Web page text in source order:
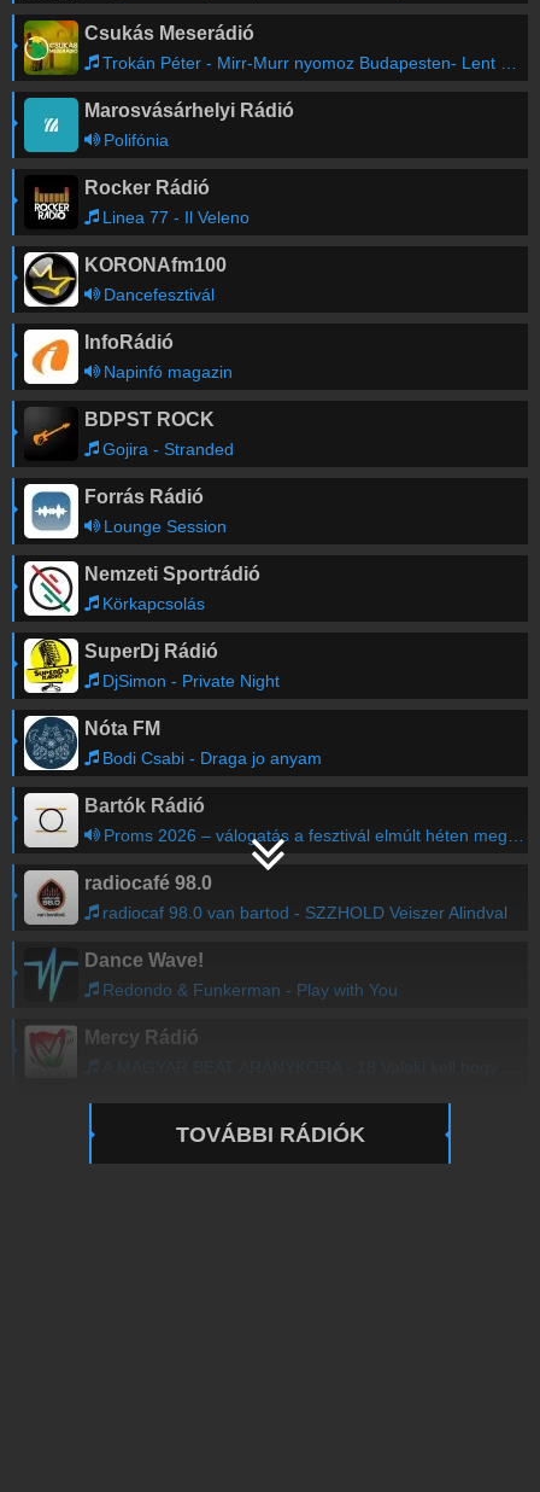
Csukás Meserádió
Trokán Péter - Mirr-Murr nyomoz Budapesten- Lent a Duna, fent a Vár
Marosvásárhelyi Rádió
Polifónia
Rocker Rádió
Linea 77 - Il Veleno
KORONAfm100
Dancefesztivál
InfoRádió
Napinfó magazin
BDPST ROCK
Gojira - Stranded
Forrás Rádió
Lounge Session
Nemzeti Sportrádió
Körkapcsolás
SuperDj Rádió
DjSimon - Private Night
Nóta FM
Bodi Csabi - Draga jo anyam
Bartók Rádió
Proms 2026 – válogatás a fesztivál elmúlt héten megrendezett hangversenyeinek programjából (VI/3. rész)
radiocafé 98.0
radiocaf 98.0 van bartod - SZZHOLD Veiszer Alindval
Dance Wave!
Redondo & Funkerman - Play with You
Mercy Rádió
TOVÁBBI RÁDIÓK